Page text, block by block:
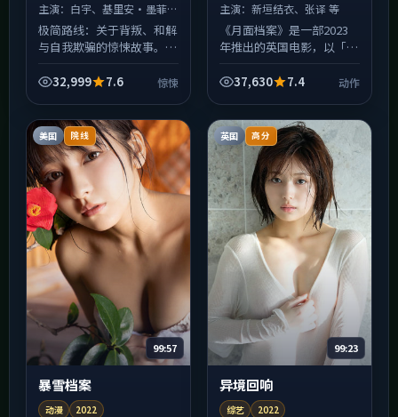
主演： 白宇、基里安·墨菲
等
极简路线：关于背叛、和解
与自我欺骗的惊悚故事。片
于美国拍摄。对白少、留白
32,999 7.6 惊悚
主演：新垣结衣、张译 等
《月面档案》是一部2023
年推出的英国电影，以「动
郁擅长用镜头堆叠情绪而非
37,630 7.4 动作
美国 院线
99:57
暴雪档案
动漫 2022
英国 高分
99:23
异境回响
综艺 2022